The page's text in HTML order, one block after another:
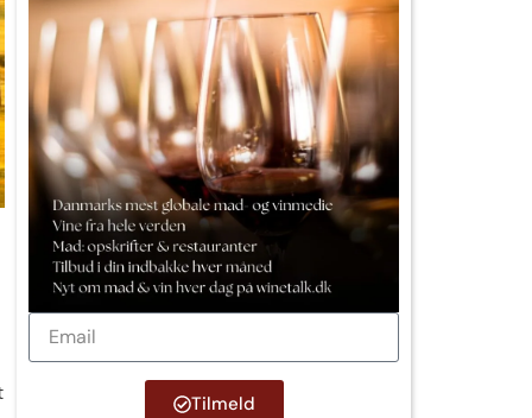
Tilmeld